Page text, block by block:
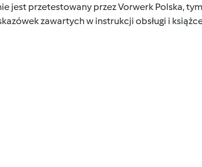
jest przetestowany przez Vorwerk Polska,
zawartych w instrukcji obsługi i